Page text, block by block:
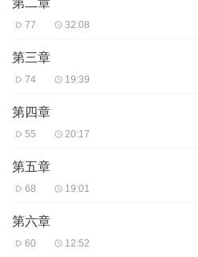
第二章
77 32:08
第三章
74 19:39
第四章
55 20:17
第五章
68 19:01
第六章
60 12:52